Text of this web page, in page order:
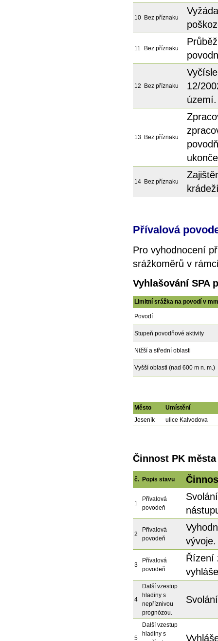
10 Bez příznaku
11 Bez příznaku
12 Bez příznaku
12/
území.
13 Bez příznaku
14 Bez příznaku
Přívalová
Pro vyhodnocení
srážkoměrů v
Vyhlašování SPA
Limitní srážka na povodí v
Povodí
Stupeň povodňové aktivity
Nižší a střední oblasti
Vyšší oblasti (nad 600 m n. m.)
Město
Umístění
Jeseník
ulice Kalvodova
Činnost PK
č. Popis stavu
1
Přívalová
povodeň
2
Přívalová
povodeň
3
Přívalová
povodeň
Řízení
4
Další vzestup
hladiny s
nepříznivou
prognózou.
5
Další vzestup
hladiny s